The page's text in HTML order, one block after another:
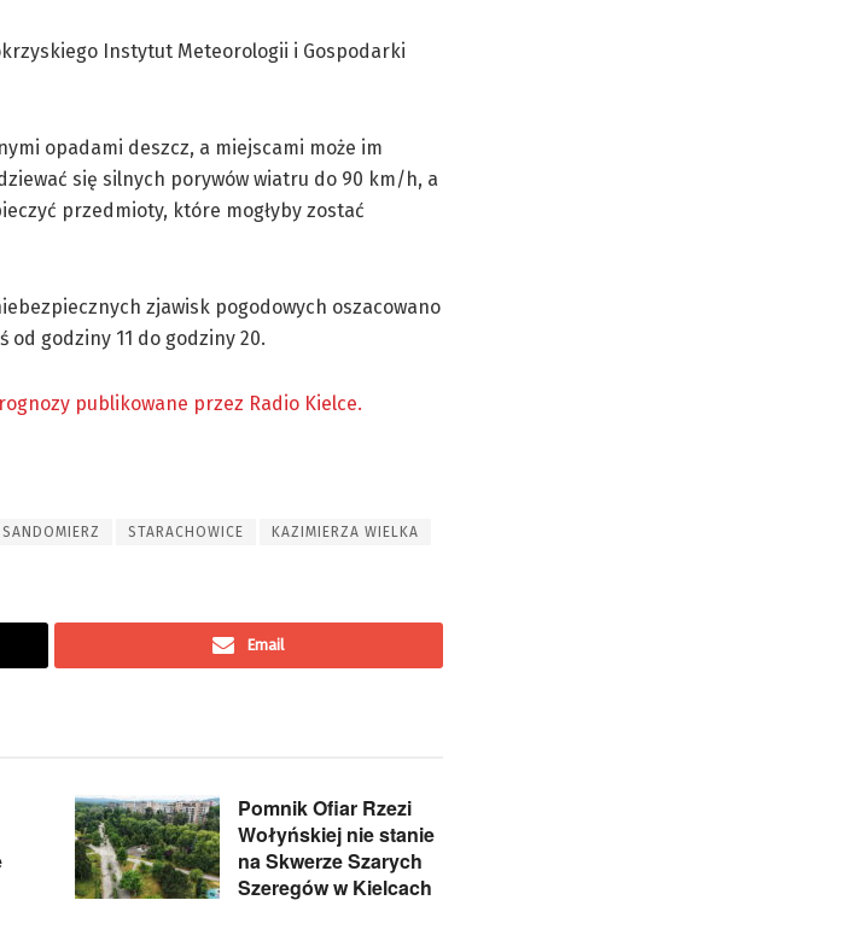
Instytut Meteorologii i Gospodarki
opadami deszcz, a miejscami może im
się silnych porywów wiatru do 90 km/h, a
przedmioty, które mogłyby zostać
zjawisk pogodowych oszacowano
od godziny 11 do godziny 20.
publikowane przez Radio Kielce.
SANDOMIERZ STARACHOWICE KAZIMIERZA WIELKA
Email
Pomnik Ofiar Rzezi
Wołyńskiej nie stanie
na Skwerze Szarych
Szeregów w Kielcach